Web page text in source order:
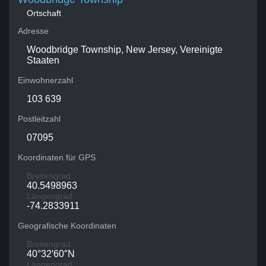
Ortschaft
Adresse
Woodbridge Township, New Jersey, Vereinigte
Staaten
Einwohnerzahl
103 639
Postleitzahl
07095
Koordinaten für GPS
Breitengrad
40.5498963
Längengrad
-74.2833911
Geografische Koordinaten
Breitengrad
40°32′60″N